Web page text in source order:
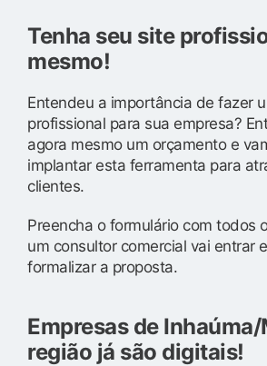
Tenha seu site
mesmo!
Entendeu a importância de fazer
profissional para sua empresa?
agora mesmo um orçamento e
implantar esta ferramenta para
clientes.
Preencha o formulário com todos
um consultor comercial vai entrar
formalizar a proposta.
Empresas de Inhaúma/
região já são digitais!